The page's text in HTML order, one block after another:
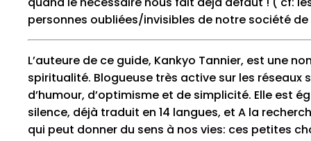
personnes oubliées/invisibles de notre société
L’auteure de ce guide, Kankyo Tannier, est une
spiritualité. Blogueuse très active sur les
d’humour, d’optimisme et de simplicité. Elle est
silence, déjà traduit en 14 langues, et A la
qui peut donner du sens à nos vies: ces petites